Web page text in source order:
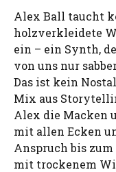
Alex Ball taucht
holzverkleidete
ein – ein Synth,
von uns nur
Das ist kein
Mix aus
Alex die Macken
mit allen Ecken
Anspruch bis
mit trockenem